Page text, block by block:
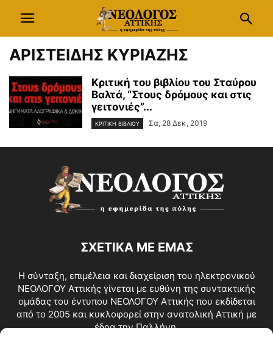
ΑΡΙΣΤΕΙΔΗΣ ΚΥΡΙΑΖΗΣ
Κριτική του βιβλίου του Σταύρου
Βαλτά, “Στους δρόμους και στις
γειτονιές”...
ΚΡΙΤΙΚΗ ΒΙΒΛΙΟΥ Σα, 28 Δεκ, 2019
ΣΧΕΤΙΚΑ ΜΕ ΕΜΑΣ
Η σύνταξη, επιμέλεια και διαχείριση του ηλεκτρονικού
ΝΕΟΛΟΓΟΥ Αττικής γίνεται με ευθύνη της συντακτικής
ομάδας του έντυπου ΝΕΟΛΟΓΟΥ Αττικής που εκδίδεται
από το 2005 και κυκλοφορεί στην ανατολική Αττική με
έδρα την Παλλήνη.